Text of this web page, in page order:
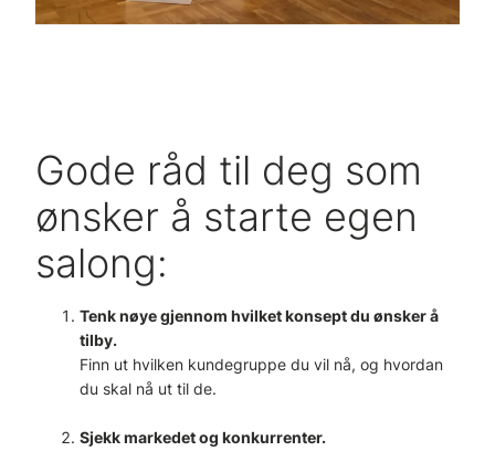
Gode råd til deg som
ønsker å starte egen
salong:
Tenk nøye gjennom hvilket konsept du ønsker å
tilby.
Finn ut hvilken kundegruppe du vil nå, og hvordan
du skal nå ut til de.
Sjekk markedet og konkurrenter.